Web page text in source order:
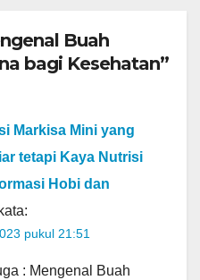
Buah
bagi Kesehatan”
Markisa Mini yang
tetapi Kaya Nutrisi
Hobi dan
pukul 21:51
: Mengenal Buah